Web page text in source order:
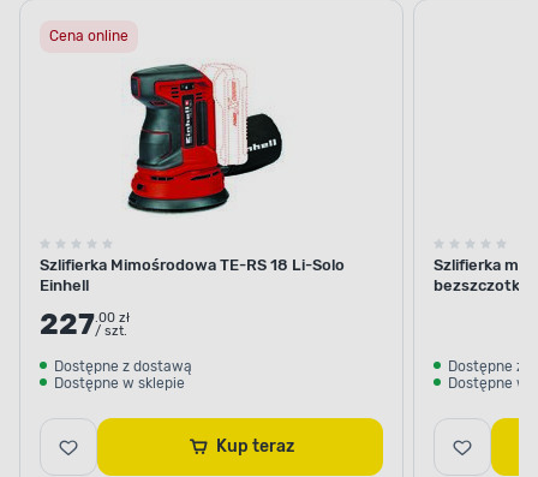
Cena online
Szlifierka Mimośrodowa TE-RS 18 Li-Solo
Einhell
227.00 zł
/ szt.
Dostępne z dostawą
Dostępne w sklepie
Kup teraz
Szlifierka
Dostępne z
Dostępne w